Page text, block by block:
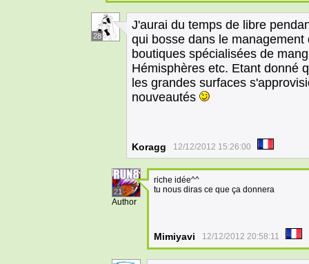
28
J'aurai du temps de libre
qui bosse dans le
boutiques spécialisées de
Hémisphères etc. Etant donné
les grandes surfaces
nouveautés
Koragg 12/12/2012 15:26:00
21
Author
riche idée^^
tu nous diras ce que ça donnera
Mimiyavi 12/12/2012 20:58:11